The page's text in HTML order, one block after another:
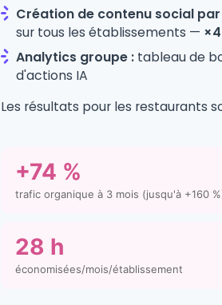
Création de contenu social par
sur tous les établissements —
Analytics groupe : tableau de
d'actions IA
Les résultats pour les restaurants
+74 %
trafic organique à 3 mois (jusqu'à +160
28 h
économisées/mois/établissement